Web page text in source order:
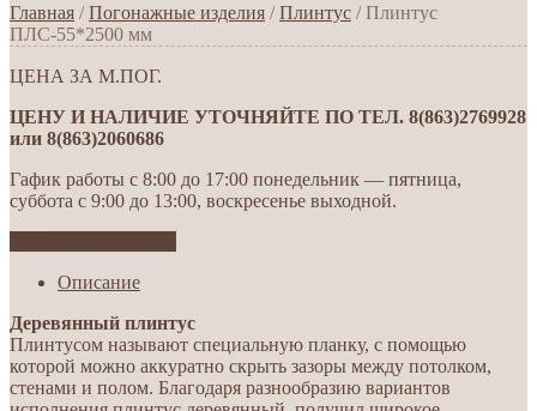
Главная /Погонажные изделия /Плинтус / Плинтус
ПЛС-55*2500 мм
ЦЕНА ЗА М.ПОГ.
ЦЕНУ И НАЛИЧИЕ УТОЧНЯЙТЕ ПО ТЕЛ. 8(863)2769928
или 8(863)2060686
Гафик работы с 8:00 до 17:00 понедельник — пятница,
суббота с 9:00 до 13:00, воскресенье выходной.
Описание
Деревянный плинтус
Плинтусом называют специальную планку, с помощью
которой можно аккуратно скрыть зазоры между потолком,
стенами и полом. Благодаря разнообразию вариантов